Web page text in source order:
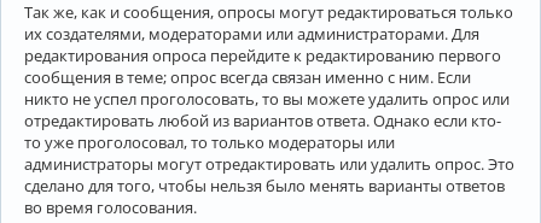
Так же, как и сообщения, опросы могут редактироваться только
их создателями, модераторами или администраторами. Для
редактирования опроса перейдите к редактированию первого
сообщения в теме; опрос всегда связан именно с ним. Если
никто не успел проголосовать, то вы можете удалить опрос или
отредактировать любой из вариантов ответа. Однако если кто-
то уже проголосовал, то только модераторы или
администраторы могут отредактировать или удалить опрос. Это
сделано для того, чтобы нельзя было менять варианты ответов
во время голосования.